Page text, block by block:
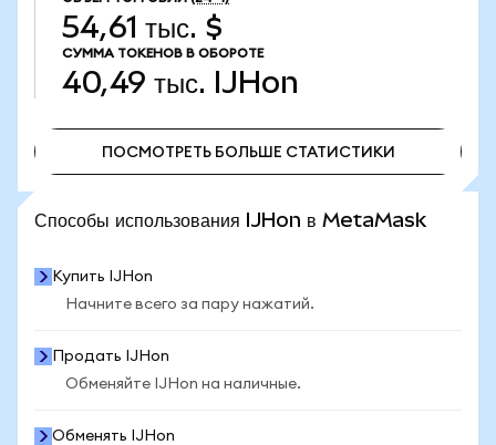
54,61 тыс. $
СУММА ТОКЕНОВ В ОБОРОТЕ
40,49 тыс. IJHon
ПОСМОТРЕТЬ БОЛЬШЕ СТАТИСТИКИ
Способы использования IJHon в MetaMask
Купить IJHon
Начните всего за пару нажатий.
Продать IJHon
Обменяйте IJHon на наличные.
Обменять IJHon